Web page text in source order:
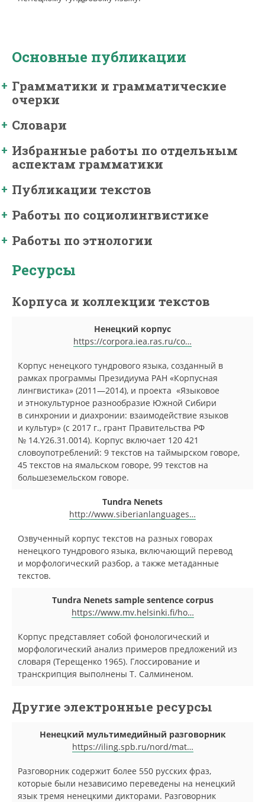
Основные публикации
Грамматики и грамматические
очерки
Словари
Избранные работы по отдельным
аспектам грамматики
Публикации текстов
Работы по социолингвистике
Работы по этнологии
Ресурсы
Корпуса и коллекции текстов
Ненецкий корпус
https://corpora.iea.ras.ru/co…
Корпус ненецкого тундрового языка, созданный в
рамках программы Президиума РАН «Корпусная
лингвистика» (2011—2014), и проекта «Языковое
и этнокультурное разнообразие Южной Сибири
в синхронии и диахронии: взаимодействие языков
и культур» (с 2017 г., грант Правительства РФ
№ 14.Y26.31.0014). Корпус включает 120 421
словоупотреблений: 9 текстов на таймырском говоре,
45 текстов на ямальском говоре, 99 текстов на
большеземельском говоре.
Tundra Nenets
http://www.siberianlanguages…
Озвученный корпус текстов на разных говорах
ненецкого тундрового языка, включающий перевод
и морфологический разбор, а также метаданные
текстов.
Tundra Nenets sample sentence corpus
https://www.mv.helsinki.fi/ho…
Корпус представляет собой фонологический и
морфологический анализ примеров предложений из
словаря (Терещенко 1965). Глоссирование и
транскрипция выполнены Т. Салминеном.
Другие электронные ресурсы
Ненецкий мультимедийный разговорник
https://iling.spb.ru/nord/mat…
Разговорник содержит более 550 русских фраз,
которые были независимо переведены на ненецкий
язык тремя ненецкими дикторами. Разговорник